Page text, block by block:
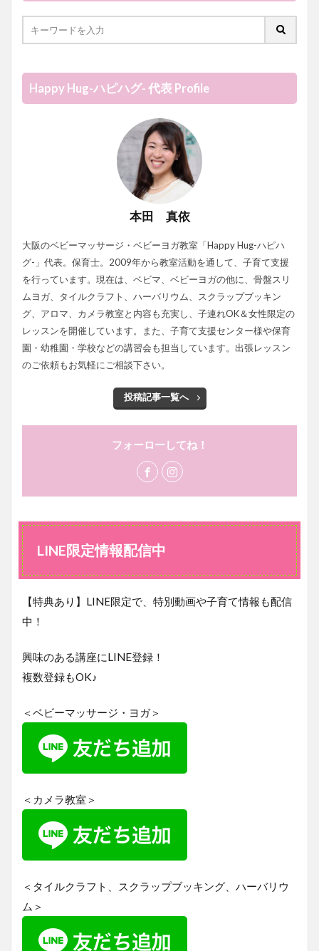
Happy Hug-ハピハグ- 代表 Profile
本田 真依
大阪のベビーマッサージ・ベビーヨガ教室「Happy Hug-ハピハ
グ-」代表。保育士。2009年から教室活動を通して、子育て支援
を行っています。現在は、ベビマ、ベビーヨガの他に、骨盤スリ
ムヨガ、タイルクラフト、ハーバリウム、スクラップブッキン
グ、アロマ、カメラ教室と内容も充実し、子連れOK＆女性限定の
レッスンを開催しています。また、子育て支援センター様や保育
園・幼稚園・学校などの講習会も担当しています。出張レッスン
のご依頼もお気軽にご相談下さい。
投稿記事一覧へ
フォーローしてね！
LINE限定情報配信中
【特典あり】LINE限定で、特別動画や子育て情報も配信
中！
興味のある講座にLINE登録！
複数登録もOK♪
＜ベビーマッサージ・ヨガ＞
＜カメラ教室＞
＜タイルクラフト、スクラップブッキング、ハーバリウ
ム＞